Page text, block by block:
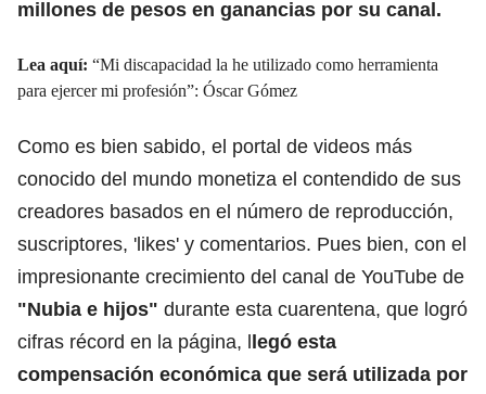
millones de pesos en ganancias por su canal.
Lea aquí: “Mi discapacidad la he utilizado como herramienta
para ejercer mi profesión”: Óscar Gómez
Como es bien sabido, el portal de videos más
conocido del mundo monetiza el contendido de sus
creadores basados en el número de reproducción,
suscriptores, 'likes' y comentarios. Pues bien, con el
impresionante crecimiento del canal de YouTube de
"Nubia e hijos" durante esta cuarentena, que logró
cifras récord en la página, llegó esta
compensación económica que será utilizada por